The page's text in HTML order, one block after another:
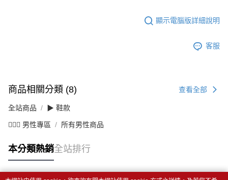
顯示電腦版詳細說明
客服
商品相關分類 (8) 查看全部
全站商品 ▶ 鞋款
💁🏻‍♂️ 男性專區 所有男性商品
本分類熱銷全站排行